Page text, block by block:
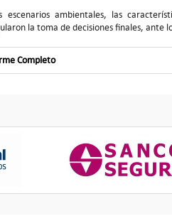
escenarios ambientales, las
la toma de decisiones finales, ante
Completo